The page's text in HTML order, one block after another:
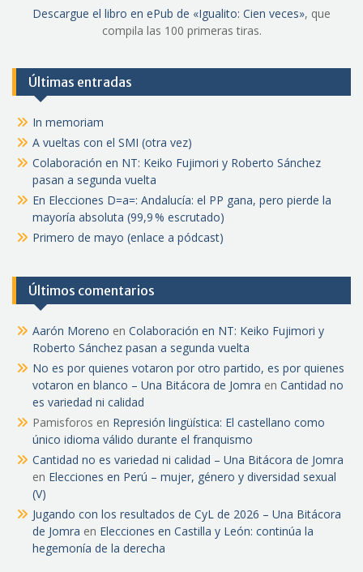
Descargue el libro en ePub de «Igualito: Cien veces», que
compila las 100 primeras tiras.
Últimas entradas
In memoriam
A vueltas con el SMI (otra vez)
Colaboración en NT: Keiko Fujimori y Roberto Sánchez
pasan a segunda vuelta
En Elecciones D=a=: Andalucía: el PP gana, pero pierde la
mayoría absoluta (99,9 % escrutado)
Primero de mayo (enlace a pódcast)
Últimos comentarios
Aarón Moreno en Colaboración en NT: Keiko Fujimori y
Roberto Sánchez pasan a segunda vuelta
No es por quienes votaron por otro partido, es por quienes
votaron en blanco – Una Bitácora de Jomra en Cantidad no
es variedad ni calidad
Pamisforos en Represión lingüística: El castellano como
único idioma válido durante el franquismo
Cantidad no es variedad ni calidad – Una Bitácora de Jomra
en Elecciones en Perú – mujer, género y diversidad sexual
(V)
Jugando con los resultados de CyL de 2026 – Una Bitácora
de Jomra en Elecciones en Castilla y León: continúa la
hegemonía de la derecha